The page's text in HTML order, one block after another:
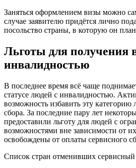
Заняться оформлением визы можно
случае заявителю придётся лично
посольство страны, в которую он
Льготы для получения
инвалидностью
В последнее время всё чаще
статусе людей с инвалидностью.
возможность избавить эту категорию
сбора. За последние пару лет
предоставили льготу для людей с
возможностями вне зависимости от
освобождены от оплаты сервисного
Список стран отменивших сервисный